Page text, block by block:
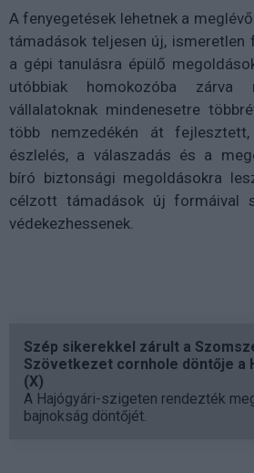
A fenyegetések lehetnek a
támadások teljesen új, ismeretlen
a gépi tanulásra épülő
utóbbiak homokozóba zárva
vállalatoknak mindenesetre
több nemzedékén át
észlelés, a válaszadás és a
bíró biztonsági megoldásokra
célzott támadások új formáival
védekezhessenek.
Szép sikerekkel zárult a
Szövetkezet cornhole döntője a
(X)
A Hajógyári-szigeten rendezték
bajnokság döntőjét.